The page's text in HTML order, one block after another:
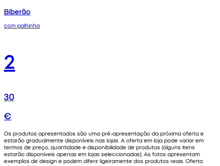
Biberão
com palhinha
2
30
€
Os produtos apresentados são uma pré-apresentação da próxima oferta e
estarão gradualmente disponíveis nas lojas. A oferta em loja pode variar em
termos de preço, quantidade e disponibilidade de produtos (alguns itens
estarão disponíveis apenas em lojas seleccionadas). As fotos apresentam
exemplos de design e podem diferir ligeiramente dos produtos reais. Oferta